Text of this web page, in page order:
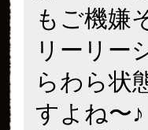
もご機嫌
リーリー
らわら状
すよね〜♪